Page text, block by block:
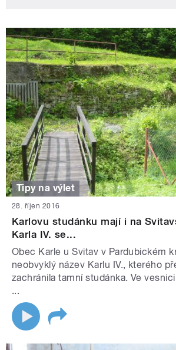
Tipy na výlet
28. říjen 2016
Karlovu studánku mají i na
Karla IV. se...
Obec Karle u Svitav v Pardubickém
neobvyklý název Karlu IV., kterého
zachránila tamní studánka. Ve
...